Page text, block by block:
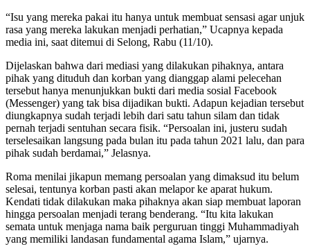
“Isu yang mereka pakai itu hanya untuk membuat sensasi agar unjuk
rasa yang mereka lakukan menjadi perhatian,” Ucapnya kepada
media ini, saat ditemui di Selong, Rabu (11/10).
Dijelaskan bahwa dari mediasi yang dilakukan pihaknya, antara
pihak yang dituduh dan korban yang dianggap alami pelecehan
tersebut hanya menunjukkan bukti dari media sosial Facebook
(Messenger) yang tak bisa dijadikan bukti. Adapun kejadian tersebut
diungkapnya sudah terjadi lebih dari satu tahun silam dan tidak
pernah terjadi sentuhan secara fisik. “Persoalan ini, justeru sudah
terselesaikan langsung pada bulan itu pada tahun 2021 lalu, dan para
pihak sudah berdamai,” Jelasnya.
Roma menilai jikapun memang persoalan yang dimaksud itu belum
selesai, tentunya korban pasti akan melapor ke aparat hukum.
Kendati tidak dilakukan maka pihaknya akan siap membuat laporan
hingga persoalan menjadi terang benderang. “Itu kita lakukan
semata untuk menjaga nama baik perguruan tinggi Muhammadiyah
yang memiliki landasan fundamental agama Islam,” ujarnya.